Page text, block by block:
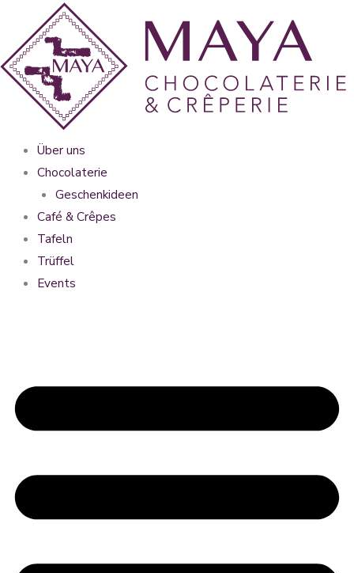
springen
Über uns
Chocolaterie
Geschenkideen
Café & Crêpes
Tafeln
Trüffel
Events